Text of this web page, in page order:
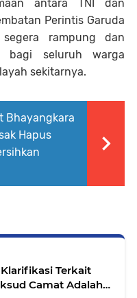
antara TNI dan
Perintis Garuda
rampung dan
bagi seluruh warga
sekitarnya.
Bhayangkara
Hapus
Terkait
Camat Adalah